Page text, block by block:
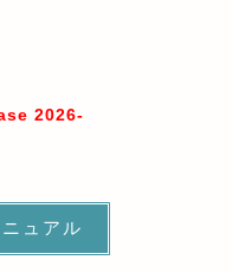
2026-
ュアル